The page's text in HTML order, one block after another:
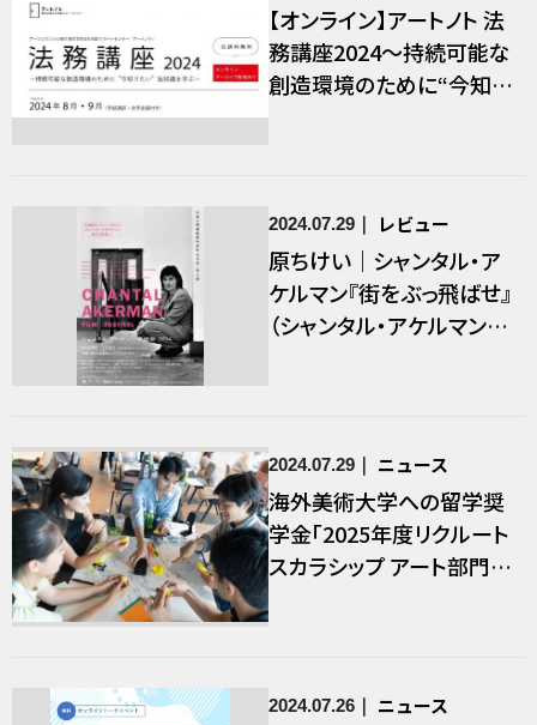
【オンライン】アートノト 法
務講座2024～持続可能な
創造環境のために“今知り
2024.07.29 レビュー
原ちけい｜シャンタル・ア
ケルマン『街をぶっ飛ばせ』
（シャンタル・アケルマン映
2024.07.29 ニュース
海外美術大学への留学奨
学金「2025年度リクルート
スカラシップ アート部門」
2024.07.26 ニュース